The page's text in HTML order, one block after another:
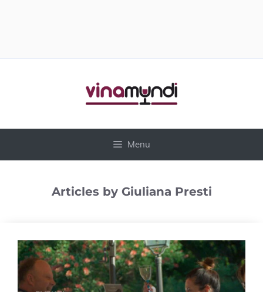
Menu
Articles by Giuliana Presti